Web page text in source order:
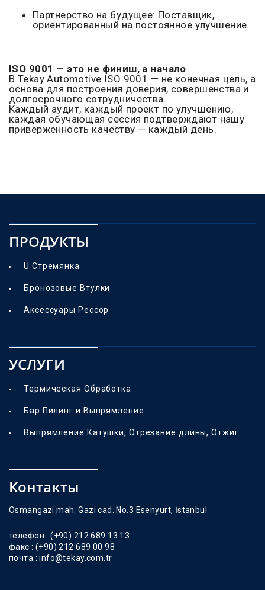
Партнерство на будущее: Поставщик,
ориентированный на постоянное улучшение.
ISO 9001 — это не финиш, а начало
В Tekay Automotive ISO 9001 — не конечная цель, а
основа для построения доверия, совершенства и
долгосрочного сотрудничества.
Каждый аудит, каждый проект по улучшению,
каждая обучающая сессия подтверждают нашу
приверженность качеству — каждый день.
ПРОДУКТЫ
U Стремянка
Бронозовые Втулки
Аксессуары Рессор
УСЛУГИ
Термическая Обработка
Бар Пилинг и Выпрямление
Выпрямление Катушки, Отрезание длины, Отжиг
Контакты
Osmangazi mah. Gazi cad. No.3 Esenyurt, İstanbul
телефон : (+90) 212 689 13 13
факс : (+90) 212 689 00 98
почта : info@tekay.com.tr